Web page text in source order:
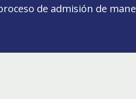
de admisión de